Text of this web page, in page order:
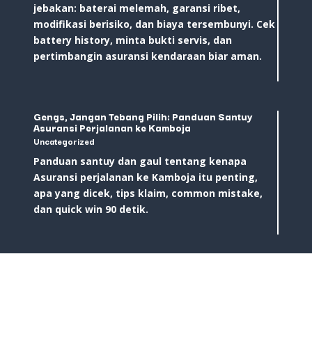
jebakan: baterai melemah, garansi ribet,
modifikasi berisiko, dan biaya tersembunyi. Cek
battery history, minta bukti servis, dan
pertimbangin asuransi kendaraan biar aman.
Gengs, Jangan Tebang Pilih: Panduan Santuy
Asuransi Perjalanan ke Kamboja
Uncategorized
Panduan santuy dan gaul tentang kenapa
Asuransi perjalanan ke Kamboja itu penting,
apa yang dicek, tips klaim, common mistake,
dan quick win 90 detik.